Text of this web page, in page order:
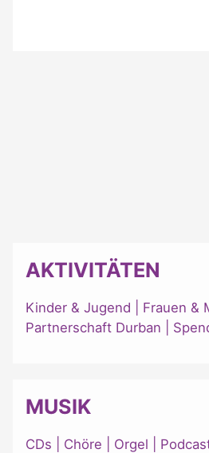
AKTIVITÄTEN
Kinder & Jugend Frauen &
Partnerschaft Durban
MUSIK
CDs Chöre Orgel